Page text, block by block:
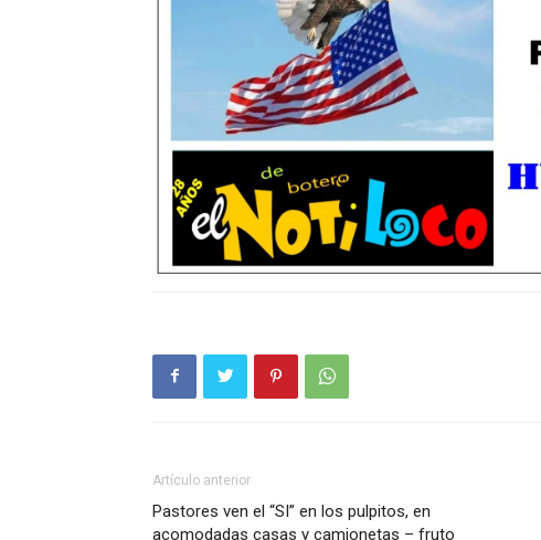
Artículo anterior
Pastores ven el “SI” en los pulpitos, en
acomodadas casas y camionetas – fruto